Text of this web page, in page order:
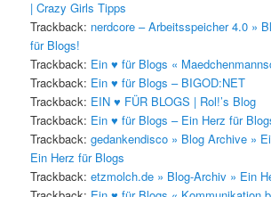
| Crazy Girls Tipps
Trackback: nerdcore – Arbeitsspeicher 4.0 »
für Blogs!
Trackback: Ein ♥ für Blogs «
Trackback: Ein ♥ für Blogs – BIGOD:NET
Trackback: EIN ♥ FÜR BLOGS | Rol!’s Blog
Trackback: Ein ♥ für Blogs – Ein Herz für
Trackback:gedankendisco » Blog Archive »
Ein Herz für Blogs
Trackback:etzmolch.de » Blog-Archiv » Ein